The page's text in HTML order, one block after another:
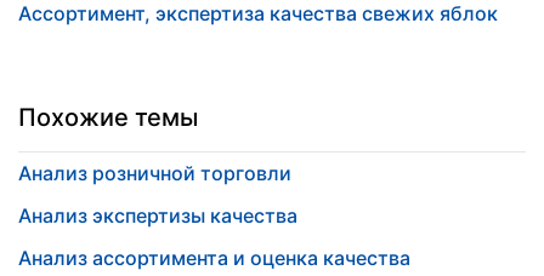
Ассортимент, экспертиза качества свежих яблок
Похожие темы
Анализ розничной торговли
Анализ экспертизы качества
Анализ ассортимента и оценка качества